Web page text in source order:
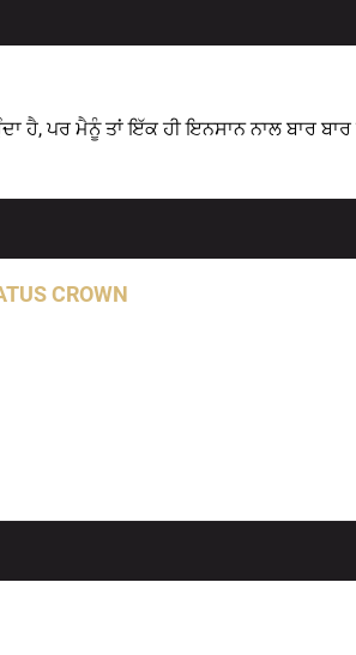
ਹੈ, ਪਰ ਮੈਨੂੰ ਤਾਂ ਇੱਕ ਹੀ ਇਨਸਾਨ ਨਾਲ ਬਾਰ ਬਾਰ
CROWN